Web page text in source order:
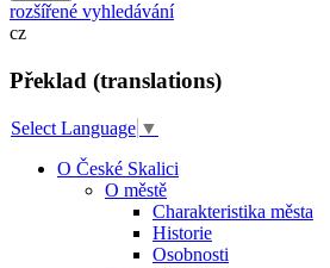
rozšířené vyhledávání
cz
Překlad (translations)
Select Language ▼
O České Skalici
O městě
Charakteristika města
Historie
Osobnosti